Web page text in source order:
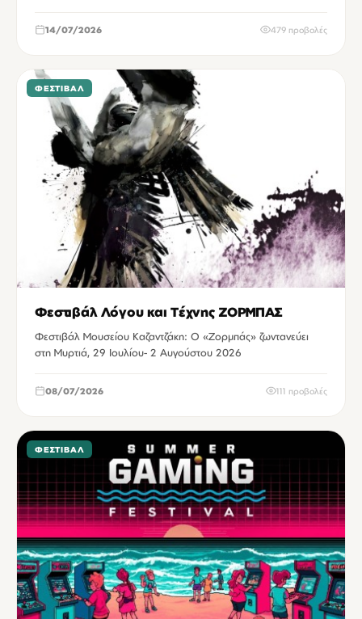
14/07/2026 479 προβολές
ΦΕΣΤΙΒΆΛ
Φεστιβάλ Λόγου και Τέχνης ΖΟΡΜΠΑΣ
Φεστιβάλ Μουσείου Καζαντζάκη: Ο «Ζορμπάς» ζωντανεύει
στη Μυρτιά, 29 Ιουλίου- 2 Αυγούστου 2026
08/07/2026 111 προβολές
ΦΕΣΤΙΒΆΛ